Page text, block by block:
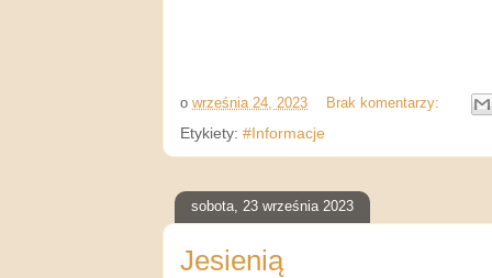
o września 24, 2023
Brak komentarzy:
Etykiety: #Informacje
sobota, 23 września 2023
Jesienią